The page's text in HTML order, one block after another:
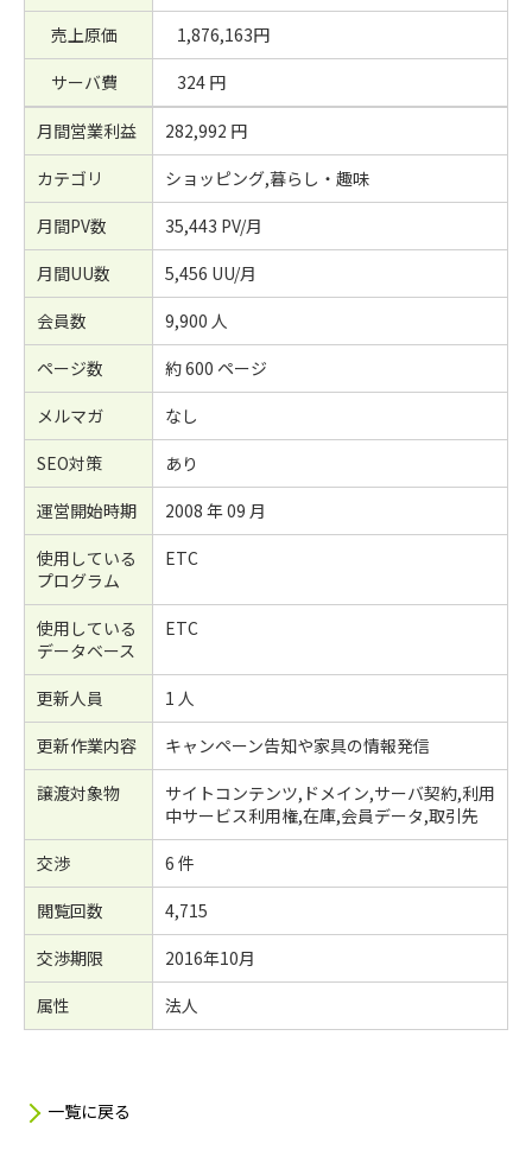
売上原価
1,876,163円
サーバ費
324 円
月間営業利益
282,992 円
カテゴリ
ショッピング,暮らし・趣味
月間PV数
35,443 PV/月
月間UU数
5,456 UU/月
会員数
9,900 人
ページ数
約 600 ページ
メルマガ
なし
SEO対策
あり
運営開始時期
2008 年 09 月
使用している
プログラム
ETC
使用している
データベース
ETC
更新人員
1 人
更新作業内容
キャンペーン告知や家具の情報発信
譲渡対象物
サイトコンテンツ,ドメイン,サーバ契約,利用
中サービス利用権,在庫,会員データ,取引先
交渉
6 件
閲覧回数
4,715
交渉期限
2016年10月
属性
法人
一覧に戻る